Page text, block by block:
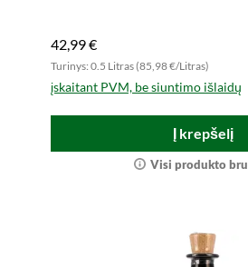
42,99 €
Turinys: 0.5 Litras (85,98 €/Litras)
įskaitant PVM, be siuntimo išlaidų
Į krepšelį
Visi produkto